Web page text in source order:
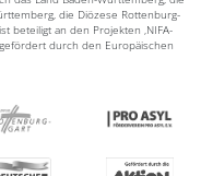
die Diözese Rottenburg-
beteiligt an den Projekten ‚NIFA-
durch den Europäischen